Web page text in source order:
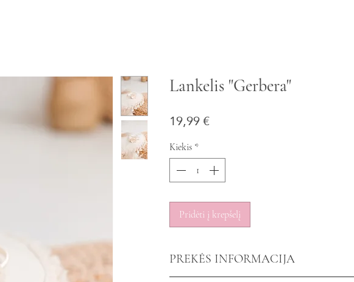
Lankelis "Gerbera"
19,99 €Price
Kiekis *
Pridėti į krepšelį
PREKĖS INFORMACIJA